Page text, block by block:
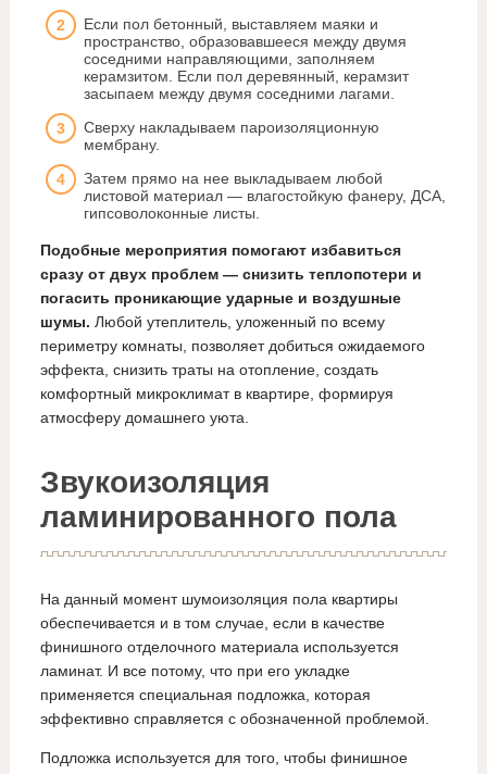
Если пол бетонный, выставляем маяки и
пространство, образовавшееся между двумя
соседними направляющими, заполняем
керамзитом. Если пол деревянный, керамзит
засыпаем между двумя соседними лагами.
Сверху накладываем пароизоляционную
мембрану.
Затем прямо на нее выкладываем любой
листовой материал — влагостойкую фанеру, ДСА,
гипсоволоконные листы.
Подобные мероприятия помогают избавиться
сразу от двух проблем — снизить теплопотери и
погасить проникающие ударные и воздушные
шумы. Любой утеплитель, уложенный по всему
периметру комнаты, позволяет добиться ожидаемого
эффекта, снизить траты на отопление, создать
комфортный микроклимат в квартире, формируя
атмосферу домашнего уюта.
Звукоизоляция
ламинированного пола
На данный момент шумоизоляция пола квартиры
обеспечивается и в том случае, если в качестве
финишного отделочного материала используется
ламинат. И все потому, что при его укладке
применяется специальная подложка, которая
эффективно справляется с обозначенной проблемой.
Подложка используется для того, чтобы финишное